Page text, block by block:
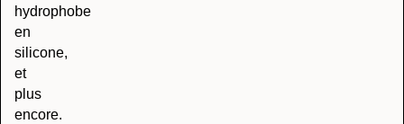
hydrophobe
en
silicone,
et
plus
encore.